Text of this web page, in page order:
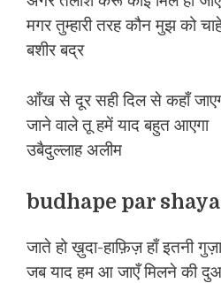
मगर तुम्हारी तरह कौन मुझ को
बशीर बद्र
आँख से दूर सही दिल से कहाँ
जाने वाले तू हमें याद बहुत आएगा
उबैदुल्लाह अलीम
budhape par
जाते हो ख़ुदा-हाफ़िज़ हाँ इतनी
जब याद हम आ जाएँ मिलने की